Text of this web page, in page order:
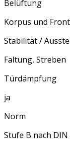
Belüftung
Korpus und Front
Stabilität /
Faltung, Streben
Türdämpfung
ja
Norm
Stufe B nach